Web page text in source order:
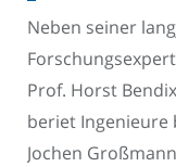
Neben seiner
Prof. Horst
beriet Ingenieure
Jochen